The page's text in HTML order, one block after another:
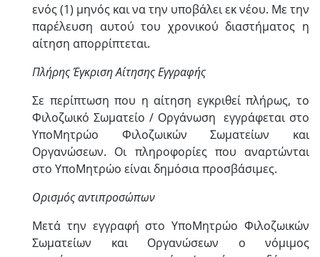
ενός (1) μηνός και να την υποβάλει εκ νέου. Με την
παρέλευση αυτού του χρονικού διαστήματος η
αίτηση απορρίπτεται.
Πλήρης Έγκριση Αίτησης Εγγραφής
Σε περίπτωση που η αίτηση εγκριθεί πλήρως, το
Φιλοζωικό Σωματείο / Οργάνωση εγγράφεται στο
ΥποΜητρώο Φιλοζωικών Σωματείων και
Οργανώσεων. Οι πληροφορίες που αναρτώνται
στο ΥποΜητρώο είναι δημόσια προσβάσιμες.
Ορισμός αντιπροσώπων
Μετά την εγγραφή στο ΥποΜητρώο Φιλοζωικών
Σωματείων και Οργανώσεων ο νόμιμος